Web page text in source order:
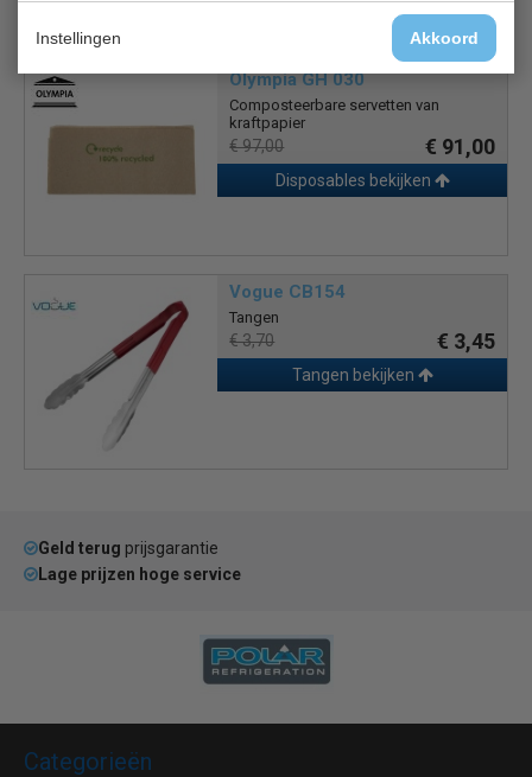
Instellingen Akkoord
Olympia GH 030
Composteerbare servetten van
kraftpapier
€ 97,00 € 91,00
Disposables bekijken
Vogue CB154
Tangen
€ 3,70 € 3,45
Tangen bekijken
Geld terug prijsgarantie
Lage prijzen hoge service
Categorieën